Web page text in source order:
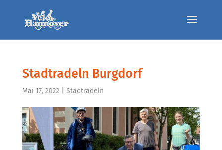
Stadtradeln Burgdorf
Mai 17, 2022 Stadtradeln